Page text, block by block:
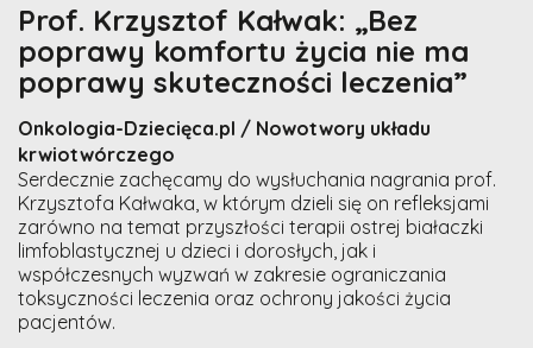
Prof. Krzysztof Kałwak: „Bez
poprawy komfortu życia nie ma
poprawy skuteczności leczenia”
Onkologia-Dziecięca.pl / Nowotwory układu
krwiotwórczego
Serdecznie zachęcamy do wysłuchania nagrania prof.
Krzysztofa Kałwaka, w którym dzieli się on refleksjami
zarówno na temat przyszłości terapii ostrej białaczki
limfoblastycznej u dzieci i dorosłych, jak i
współczesnych wyzwań w zakresie ograniczania
toksyczności leczenia oraz ochrony jakości życia
pacjentów.